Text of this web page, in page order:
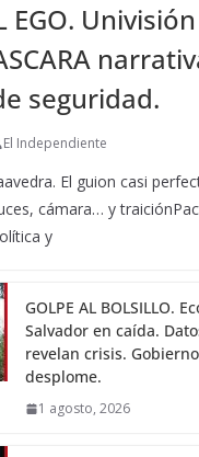
EGO. Univisión
seguridad.
El Independiente
El guion casi
cámara… y
y
GOLPE AL BOLSILLO.
Salvador en caída.
revelan crisis.
desplome.
1 agosto, 2026